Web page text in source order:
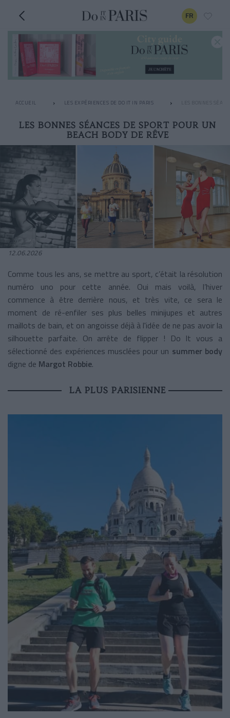
FR
ACCUEIL LES EXPÉRIENCES DE DO IT IN PARIS LES BONNES
LES BONNES SÉANCES DE SPORT POUR UN
BEACH BODY DE RÊVE
12.06.2026
Comme tous les ans, se mettre au sport, c’était la résolution
numéro uno pour cette année. Oui mais voilà, l’hiver
commence à être derrière nous, et très vite, ce sera le
moment de ré-enfiler ses plus belles minijupes et autres
maillots de bain, et on angoisse déjà à l'idée de ne pas avoir la
silhouette parfaite. On arrête de flipper ! Do It vous a
sélectionné des expériences musclées pour un summer body
digne de Margot Robbie.
LA PLUS PARISIENNE